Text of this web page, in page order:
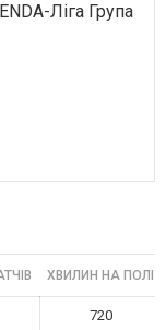
Ліга Група
ХВИЛИН НА ПОЛІ
720